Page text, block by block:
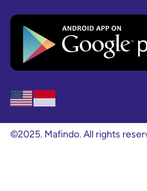
©2025. Mafindo. All rights